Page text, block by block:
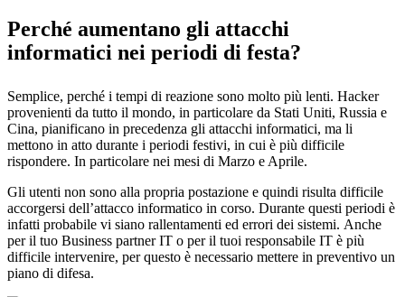
Perché aumentano gli attacchi
informatici nei periodi di festa?
Semplice, perché i tempi di reazione sono molto più lenti. Hacker
provenienti da tutto il mondo, in particolare da Stati Uniti, Russia e
Cina, pianificano in precedenza gli attacchi informatici, ma li
mettono in atto durante i periodi festivi, in cui è più difficile
rispondere. In particolare nei mesi di Marzo e Aprile.
Gli utenti non sono alla propria postazione e quindi risulta difficile
accorgersi dell’attacco informatico in corso. Durante questi periodi è
infatti probabile vi siano rallentamenti ed errori dei sistemi. Anche
per il tuo Business partner IT o per il tuoi responsabile IT è più
difficile intervenire, per questo è necessario mettere in preventivo un
piano di difesa.